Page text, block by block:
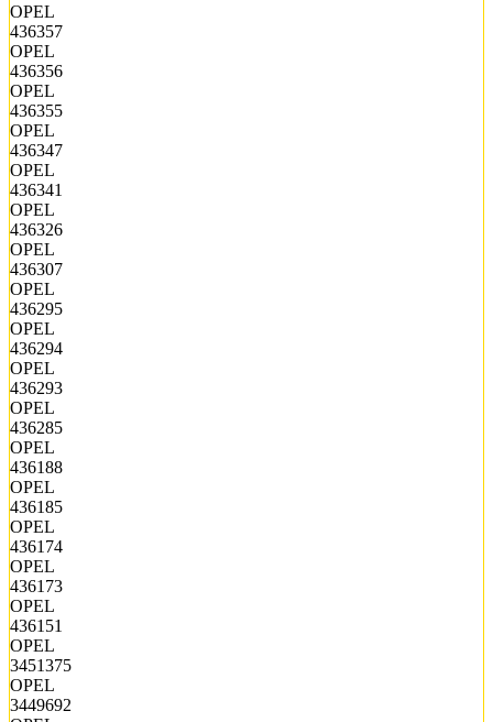
OPEL
436357
OPEL
436356
OPEL
436355
OPEL
436347
OPEL
436341
OPEL
436326
OPEL
436307
OPEL
436295
OPEL
436294
OPEL
436293
OPEL
436285
OPEL
436188
OPEL
436185
OPEL
436174
OPEL
436173
OPEL
436151
OPEL
3451375
OPEL
3449692